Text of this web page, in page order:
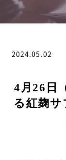
2024.05.02
4月26日
る紅麹サ